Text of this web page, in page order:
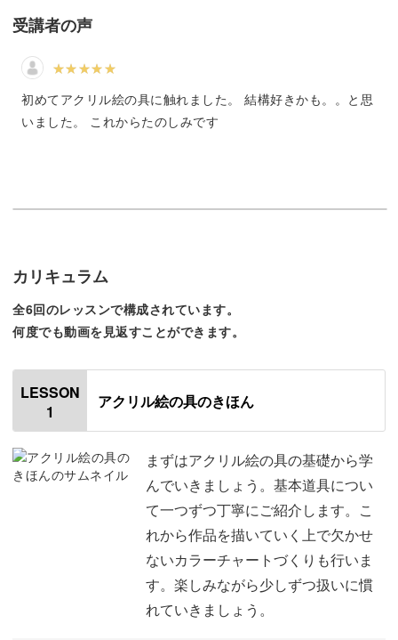
が、実は絵を描くと良いことがいっぱいあるんです！
【リラックス効果・ストレス解消・気分転換】
忙しくなると、ずっとそのことを考えてしまいがち…
嫌なことばかりを考え続けることで、ストレスが貯まって
いる可能性もあります。
そんな時に絵を描くと、描いている対象物に自然と集中で
きるので、頭の中から嫌なことを排除できます。
絵に没頭することで描くことに意識が集中し、ストレス発
散や気分転換などのポジティブな効果が期待できるんです
受講者の声
初めてアクリル絵の具に触れました。 結構好きかも。。と思
いました。 これからたのしみです
カリキュラム
全6回のレッスンで構成されています。
何度でも動画を見返すことができます。
LESSON
1
アクリル絵の具のきほん
まずはアクリル絵の具の基礎から学
んでいきましょう。基本道具につい
て一つずつ丁寧にご紹介します。こ
れから作品を描いていく上で欠かせ
ないカラーチャートづくりも行いま
す。楽しみながら少しずつ扱いに慣
れていきましょう。